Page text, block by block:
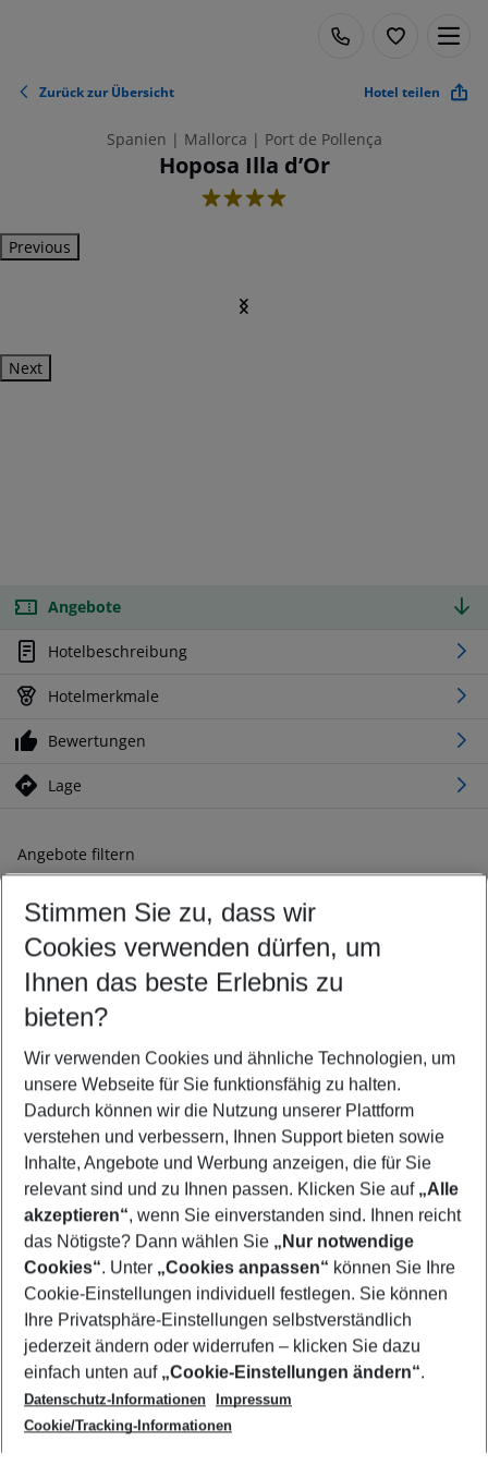
Zurück zur Übersicht Hotel teilen
Spanien | Mallorca | Port de Pollença
Hoposa Illa d’Or
4
Previous
Next
Angebote
Hotelbeschreibung
Hotelmerkmale
Bewertungen
Lage
Angebote filtern
Ändern Sie Ihre Kriterien nach Ihren Wünschen
Abflughafen wählen
Beliebiger Abflughafen
Reisezeitraum wählen
08.08.26– 06.08.27 5-8 Nächte
2 Erwachsene Keine Kinder
Mehr Filter anzeigen
Footer
Footer navigation
Über uns
AGB
Cookie-Einstellungen ändern
Cookie-Richtlinie
Datenschutz
Service & Hilfe
Barrierefreies Reisen
Check-in
Folgen Sie uns
Stimmen Sie zu, dass wir
Cookies verwenden dürfen, um
Ihnen das beste Erlebnis zu
bieten?
Wir verwenden Cookies und ähnliche Technologien, um
unsere Webseite für Sie funktionsfähig zu halten.
Dadurch können wir die Nutzung unserer Plattform
verstehen und verbessern, Ihnen Support bieten sowie
Inhalte, Angebote und Werbung anzeigen, die für Sie
relevant sind und zu Ihnen passen. Klicken Sie auf „Alle
akzeptieren“, wenn Sie einverstanden sind. Ihnen reicht
das Nötigste? Dann wählen Sie „Nur notwendige
Cookies“. Unter „Cookies anpassen“ können Sie Ihre
Cookie-Einstellungen individuell festlegen. Sie können
Ihre Privatsphäre-Einstellungen selbstverständlich
jederzeit ändern oder widerrufen – klicken Sie dazu
einfach unten auf „Cookie-Einstellungen ändern“.
Datenschutz-Informationen
Impressum
Cookie/Tracking-Informationen